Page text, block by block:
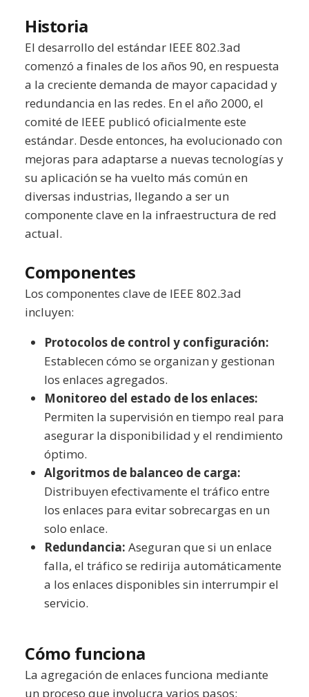
Historia
El desarrollo del estándar IEEE 802.3ad
comenzó a finales de los años 90, en respuesta
a la creciente demanda de mayor capacidad y
redundancia en las redes. En el año 2000, el
comité de IEEE publicó oficialmente este
estándar. Desde entonces, ha evolucionado con
mejoras para adaptarse a nuevas tecnologías y
su aplicación se ha vuelto más común en
diversas industrias, llegando a ser un
componente clave en la infraestructura de red
actual.
Componentes
Los componentes clave de IEEE 802.3ad
incluyen:
Protocolos de control y configuración:
Establecen cómo se organizan y gestionan
los enlaces agregados.
Monitoreo del estado de los enlaces:
Permiten la supervisión en tiempo real para
asegurar la disponibilidad y el rendimiento
óptimo.
Algoritmos de balanceo de carga:
Distribuyen efectivamente el tráfico entre
los enlaces para evitar sobrecargas en un
solo enlace.
Redundancia: Aseguran que si un enlace
falla, el tráfico se redirija automáticamente
a los enlaces disponibles sin interrumpir el
servicio.
Cómo funciona
La agregación de enlaces funciona mediante
un proceso que involucra varios pasos: